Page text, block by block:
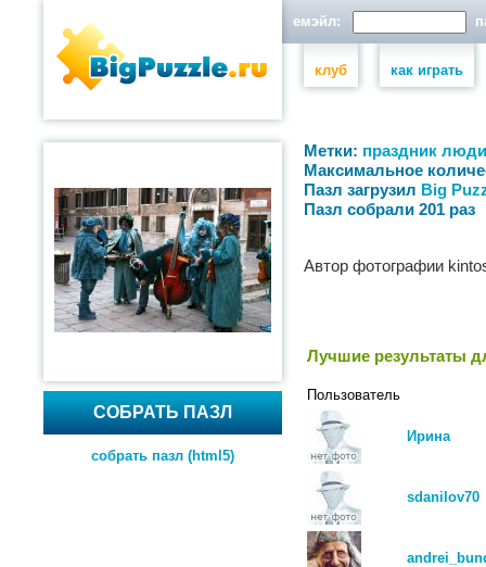
емэйл:
клуб как играть
СОБРАТЬ ПАЗЛ
собрать пазл (html5)
Метки: праздник люди
Максимальное
Пазл загрузил Big
Пазл собрали 201 раз
Автор фотографии
Лучшие результаты
Пользователь
Ирина
sdanilov70